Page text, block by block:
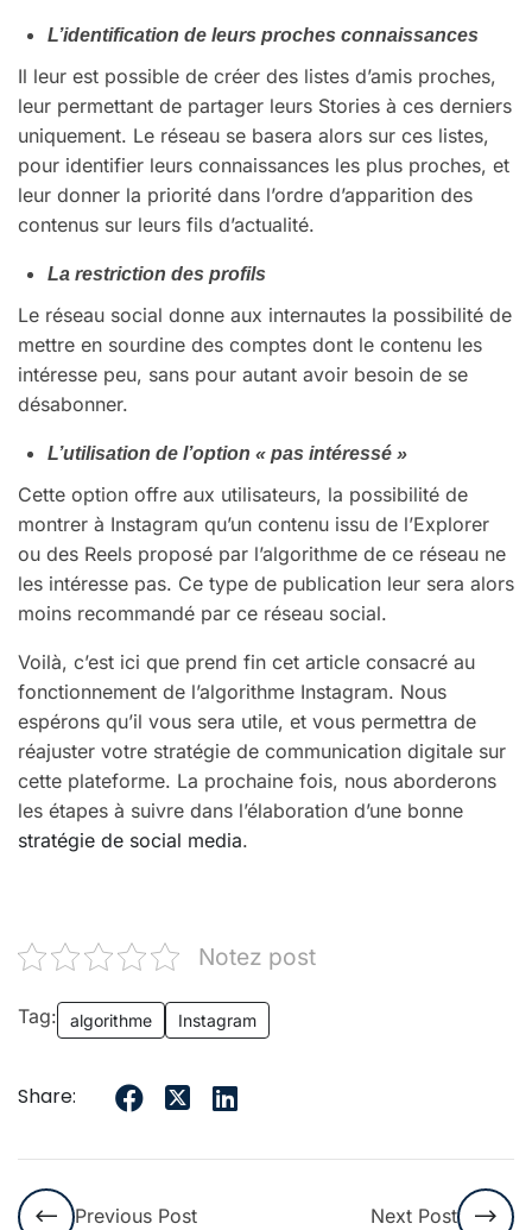
L’identification de leurs proches connaissances
Il leur est possible de créer des listes d’amis proches,
leur permettant de partager leurs Stories à ces derniers
uniquement. Le réseau se basera alors sur ces listes,
pour identifier leurs connaissances les plus proches, et
leur donner la priorité dans l’ordre d’apparition des
contenus sur leurs fils d’actualité.
La restriction des profils
Le réseau social donne aux internautes la possibilité de
mettre en sourdine des comptes dont le contenu les
intéresse peu, sans pour autant avoir besoin de se
désabonner.
L’utilisation de l’option « pas intéressé »
Cette option offre aux utilisateurs, la possibilité de
montrer à Instagram qu’un contenu issu de l’Explorer
ou des Reels proposé par l’algorithme de ce réseau ne
les intéresse pas. Ce type de publication leur sera alors
moins recommandé par ce réseau social.
Voilà, c’est ici que prend fin cet article consacré au
fonctionnement de l’algorithme Instagram. Nous
espérons qu’il vous sera utile, et vous permettra de
réajuster votre stratégie de communication digitale sur
cette plateforme. La prochaine fois, nous aborderons
les étapes à suivre dans l’élaboration d’une bonne
stratégie de social media.
Notez post
Tag: algorithme Instagram
Share:
Previous Post Next Post